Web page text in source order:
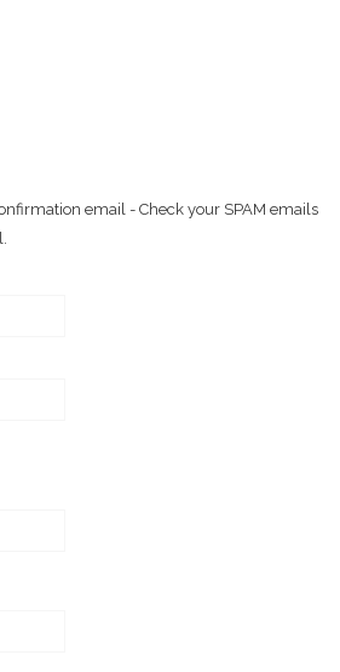
email - Check your SPAM emails